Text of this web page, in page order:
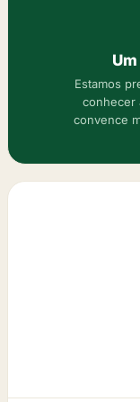
Estamos
conhecer
convence